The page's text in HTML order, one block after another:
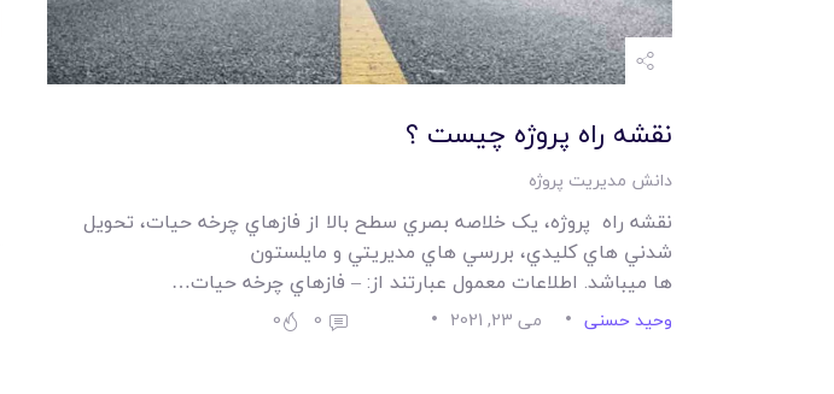
نقشه راه پروژه چيست ؟
دانش مدیریت پروژه
نقشه راه پروژه، يک خلاصه بصري سطح بالا از فازهاي چرخه حيات، تحويل
شدني هاي کليدي، بررسي هاي مديريتي و مايلستون
ها ميباشد. اطلاعات معمول عبارتند از: – فازهاي چرخه حيات…
وحید حسنی می 23, 2021 0
0